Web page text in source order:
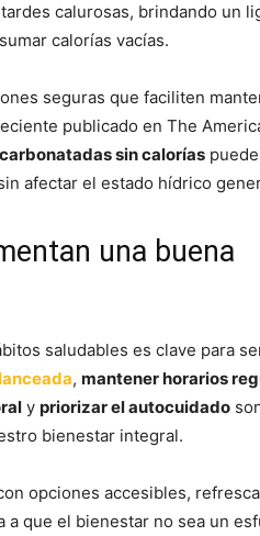
calurosas, brindando un
calorías vacías.
seguras que faciliten
publicado en The
sin calorías
afectar el estado hídrico
una buena
saludables es clave para
, mantener horarios
y priorizar el autocuidado
bienestar integral.
opciones accesibles,
a que el bienestar no sea un